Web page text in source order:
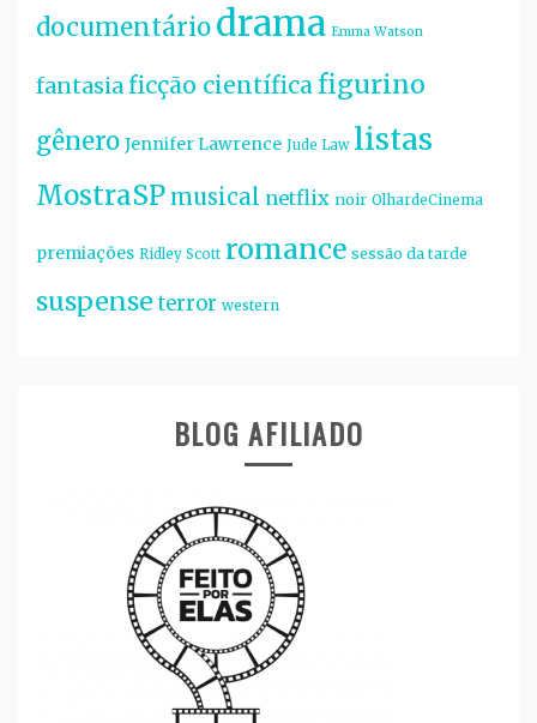
documentáriodrama Emma Watson
fantasiaficção científicafigurino
gênero Jennifer Lawrence Jude Law listas
MostraSP musical netflix noir OlhardeCinema
premiações Ridley Scott romance sessão da tarde
suspense terror western
BLOG AFILIADO